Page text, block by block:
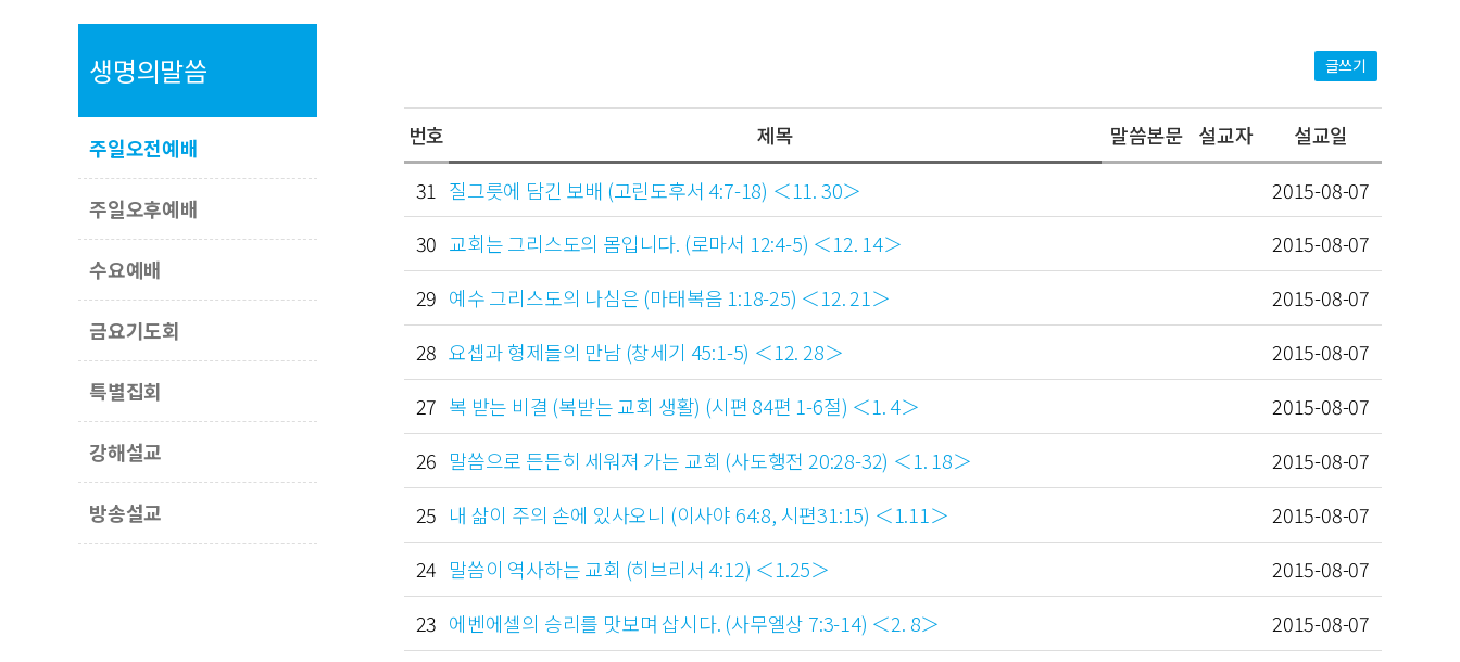
생명의말씀
주일오전예배
주일오후예배
수요예배
금요기도회
특별집회
강해설교
방송설교
글쓰기
번호 제목 말씀본문 설교자
설교일
31
질그릇에 담긴 보배 (고린도후서 4:7-18) ＜11. 30＞
2015-08-07
30 교회는 그리스도의 몸입니다. (로마서 12:4-5) ＜12. 14＞
2015-08-07
29 예수 그리스도의 나심은 (마태복음 1:18-25) ＜12. 21＞
2015-08-07
28 요셉과 형제들의 만남 (창세기 45:1-5) ＜12. 28＞
2015-08-07
27 복 받는 비결 (복받는 교회 생활) (시편 84편 1-6절) ＜1. 4＞
2015-08-07
26 말씀으로 든든히 세워져 가는 교회 (사도행전 20:28-32) ＜1. 18＞
2015-08-07
25 내 삶이 주의 손에 있사오니 (이사야 64:8, 시편31:15) ＜1.11＞
2015-08-07
24 말씀이 역사하는 교회 (히브리서 4:12) ＜1.25＞
2015-08-07
23 에벤에셀의 승리를 맛보며 삽시다. (사무엘상 7:3-14) ＜2. 8＞
2015-08-07